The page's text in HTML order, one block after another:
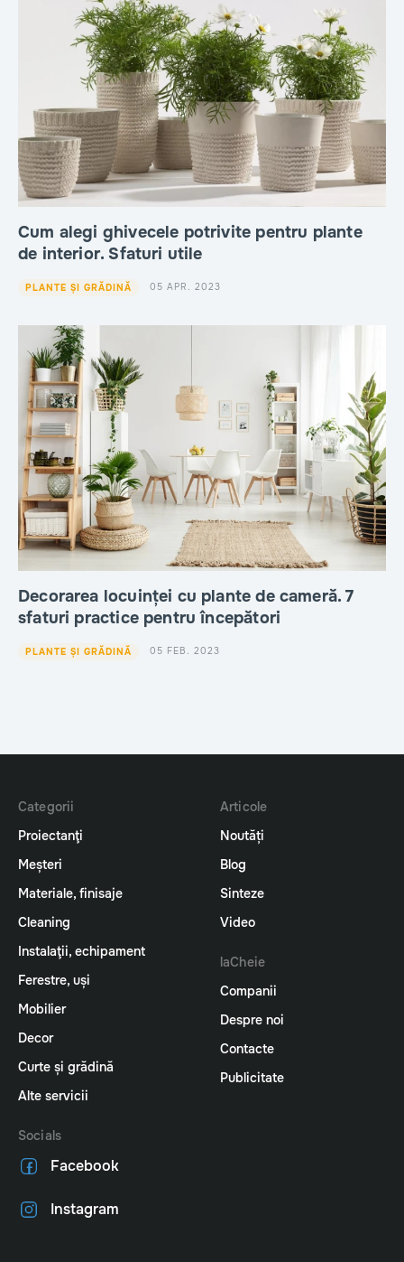
Cum alegi ghivecele potrivite pentru plante
de interior. Sfaturi utile
PLANTE ȘI GRĂDINĂ 05 APR. 2023
Decorarea locuinței cu plante de cameră. 7
sfaturi practice pentru începători
PLANTE ȘI GRĂDINĂ 05 FEB. 2023
Categorii
Proiectanţi
Meșteri
Materiale, finisaje
Cleaning
Instalaţii, echipament
Ferestre, uși
Mobilier
Decor
Curte și grădină
Alte servicii
Articole
Noutăți
Blog
Sinteze
Video
laCheie
Companii
Despre noi
Contacte
Publicitate
Socials
Facebook
Instagram